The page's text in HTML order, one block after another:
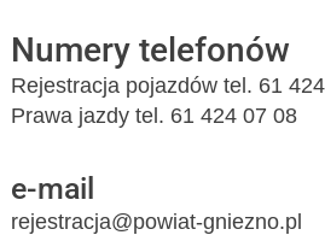
Numery telefonów
Rejestracja pojazdów tel. 61
Prawa jazdy tel. 61 424 07 08
e-mail
rejestracja@powiat-gniezno.pl